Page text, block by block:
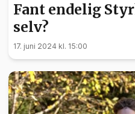
Fant endelig
selv?
17. juni 2024 kl. 15:00